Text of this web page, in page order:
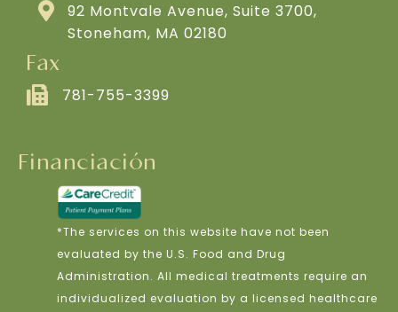
92 Montvale Avenue, Suite 3700,
Stoneham, MA 02180
Fax
781-755-3399
Financiación
*The services on this website have not been
evaluated by the U.S. Food and Drug
Administration. All medical treatments require an
individualized evaluation by a licensed healthcare